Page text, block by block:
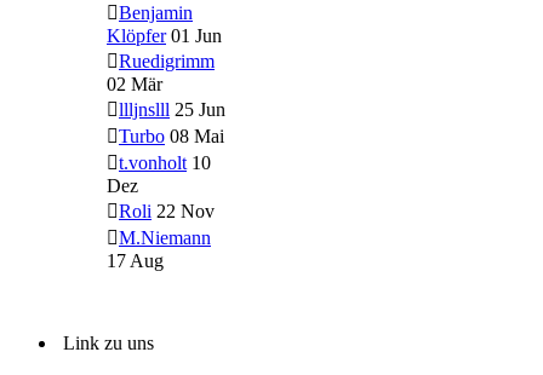
Benjamin
Klöpfer 01 Jun
Ruedigrimm
02 Mär
llljnslll 25 Jun
Turbo 08 Mai
t.vonholt 10
Dez
Roli 22 Nov
M.Niemann
17 Aug
Link zu uns